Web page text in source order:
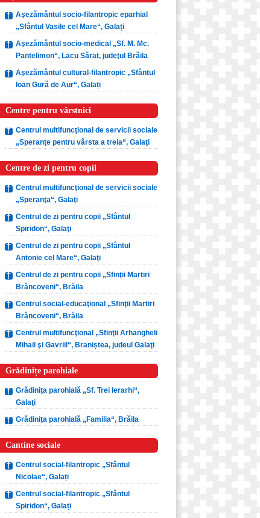
Aşezământul socio-filantropic eparhial
„Sfântul Vasile cel Mare“, Galați
Aşezământul socio-medical „Sf. M. Mc.
Pantelimon“, Lacu Sărat, judeţul Brăila
Aşezământul cultural-filantropic „Sfântul
Ioan Gură de Aur“, Galați
Centre pentru vârstnici
Centrul multifuncţional de servicii sociale
„Speranţe pentru vârsta a treia“, Galaţi
Centre de zi pentru copii
Centrul multifuncţional de servicii sociale
„Speranţa“, Galaţi
Centrul de zi pentru copii „Sfântul
Spiridon“, Galaţi
Centrul de zi pentru copii „Sfântul
Antonie cel Mare“, Galaţi
Centrul de zi pentru copii „Sfinţii Martiri
Brâncoveni“, Brăila
Centrul social-educaţional „Sfinţii Martiri
Brâncoveni“, Brăila
Centrul multifuncţional „Sfinţii Arhangheli
Mihail şi Gavriil“, Braniștea, judeul Galaţi
Grădinițe parohiale
Grădiniţa parohială „Sf. Trei Ierarhi“,
Galaţi
Grădiniţa parohială „Familia“, Brăila
Cantine sociale
Centrul social-filantropic „Sfântul
Nicolae“, Galați
Centrul social-filantropic „Sfântul
Spiridon“, Galați